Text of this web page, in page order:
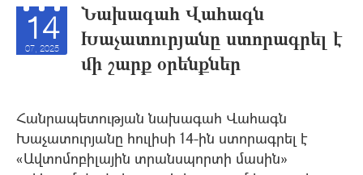
14
07, 2025
Նախագահ Վահագն
Խաչատուրյանը ստորագրել է
մի շարք օրենքներ
Հանրապետության նախագահ Վահագն
Խաչատուրյանը հուլիսի 14-ին ստորագրել է
«Ավտոմոբիլային տրանսպորտի մասին»